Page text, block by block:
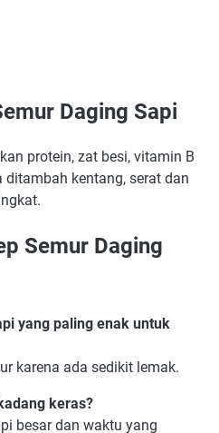
Daging Sapi
protein, zat besi, vitamin B
ditambah kentang, serat dan
Semur Daging
yang paling enak untuk
karena ada sedikit lemak.
keras?
besar dan waktu yang